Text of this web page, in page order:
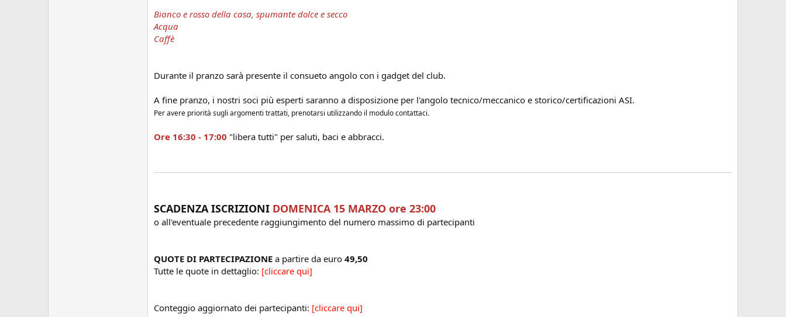
Bianco e rosso della casa, spumante dolce e secco
Acqua
Caffè
Durante il pranzo sarà presente il consueto angolo con i gadget del club.
A fine pranzo, i nostri soci più esperti saranno a disposizione per l'angolo tecnico/meccanico e storico/certificazioni ASI.
Per avere priorità sugli argomenti trattati, prenotarsi utilizzando il modulo contattaci.
Ore 16:30 - 17:00 "libera tutti" per saluti, baci e abbracci.
SCADENZA ISCRIZIONI DOMENICA 15 MARZO ore 23:00
o all'eventuale precedente raggiungimento del numero massimo di partecipanti
QUOTE DI PARTECIPAZIONE a partire da euro 49,50
Tutte le quote in dettaglio: [cliccare qui]
Conteggio aggiornato dei partecipanti: [cliccare qui]